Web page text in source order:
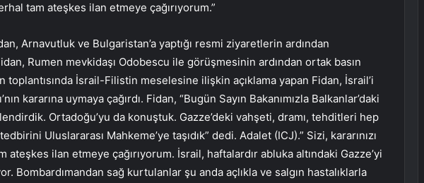
tam ateşkes ilan etmeye çağırıyorum.”
Arnavutluk ve Bulgaristan’a yaptığı resmi ziyaretlerin ardından
Rumen mevkidaşı Odobescu ile görüşmesinin ardından ortak basın
toplantısında İsrail-Filistin meselesine ilişkin açıklama yapan Fidan, İsrail’i
kararına uymaya çağırdı. Fidan, “Bugün Sayın Bakanımızla Balkanlar’daki
Ortadoğu’yu da konuştuk. Gazze’deki vahşeti, dramı, tehditleri hep
Uluslararası Mahkeme’ye taşıdık” dedi. Adalet (ICJ).” Sizi, kararınızı
ateşkes ilan etmeye çağırıyorum. İsrail, haftalardır abluka altındaki Gazze’yi
Bombardımandan sağ kurtulanlar şu anda açlıkla ve salgın hastalıklarla